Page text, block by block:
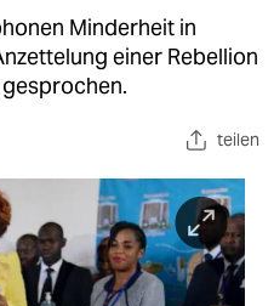
Minderheit in
einer Rebellion
teilen